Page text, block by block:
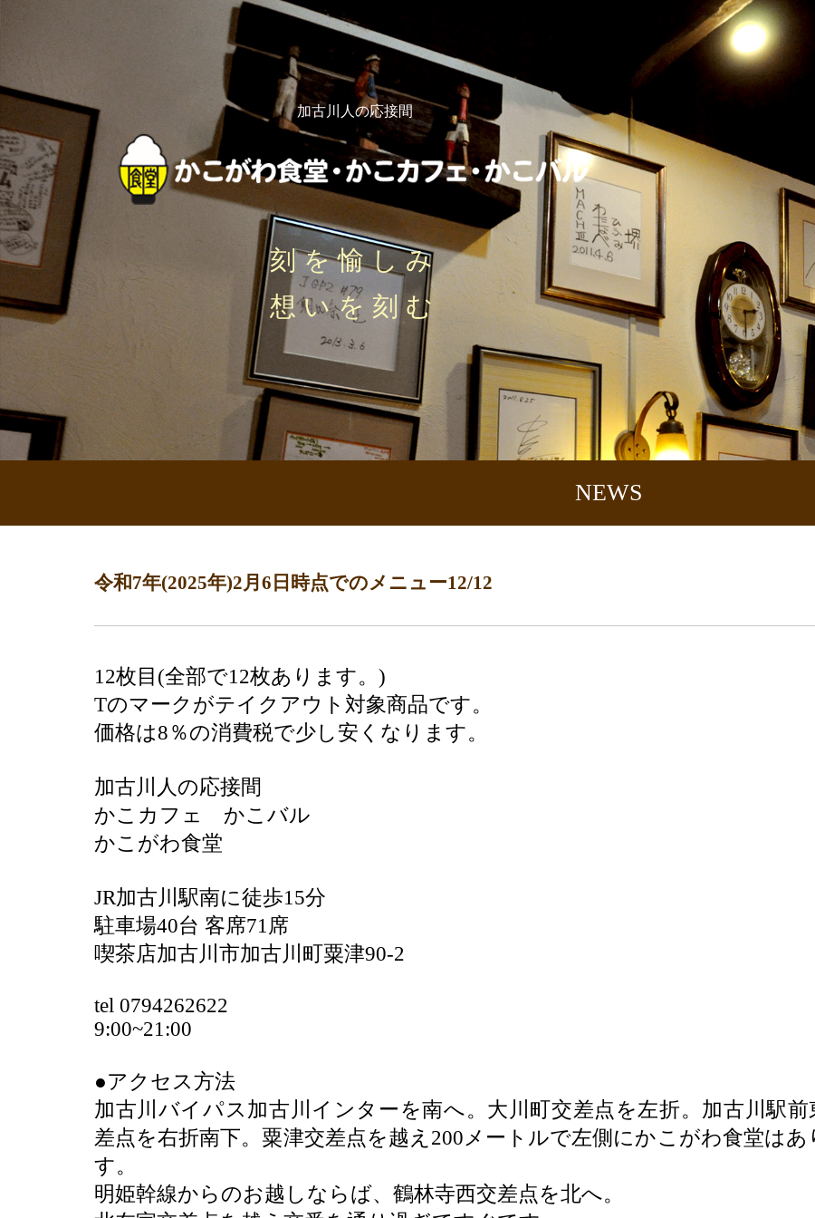
加古川人の応接間
刻を愉しみ
想いを刻む
NEWS
令和7年(2025年)2月6日時点でのメニュー12/12
12枚目(全部で12枚あります。)
Tのマークがテイクアウト対象商品です。
価格は8％の消費税で少し安くなります。
加古川人の応接間
かこカフェ かこバル
かこがわ食堂
JR加古川駅南に徒歩15分
駐車場40台 客席71席
喫茶店加古川市加古川町粟津90-2
tel 0794262622
9:00~21:00
●アクセス方法
加古川バイパス加古川インターを南へ。大川町交差点を左折。加古川駅前
差点を右折南下。粟津交差点を越え200メートルで左側にかこがわ食堂はあ
す。
明姫幹線からのお越しならば、鶴林寺西交差点を北へ。